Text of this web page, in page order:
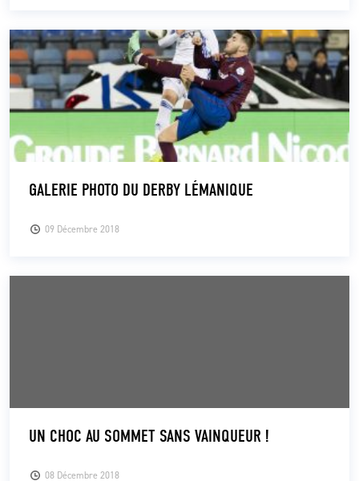
09 Décembre 2018
GALERIE PHOTO DU DERBY LÉMANIQUE
08 Décembre 2018
UN CHOC AU SOMMET SANS VAINQUEUR !